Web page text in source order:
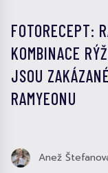
FOTORECEPT:
KOMBINACE
JSOU
RAMYEONU
Anež